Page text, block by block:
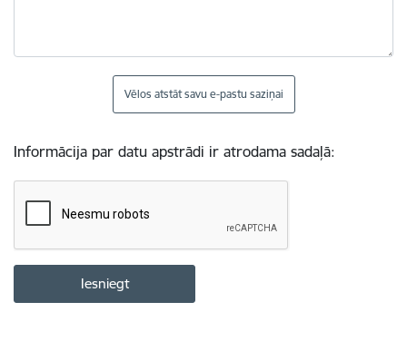
Vēlos atstāt savu e-pastu saziņai
Informācija par datu apstrādi ir atrodama sadaļā: